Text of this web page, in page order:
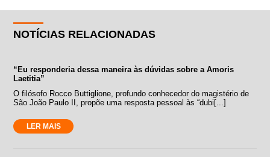
NOTÍCIAS RELACIONADAS
“Eu responderia dessa maneira às dúvidas sobre a Amoris
Laetitia”
O filósofo Rocco Buttiglione, profundo conhecedor do magistério de
São João Paulo II, propõe uma resposta pessoal às “dubi[...]
LER MAIS